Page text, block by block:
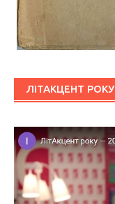
ЛІТАКЦЕНТ РОКУ